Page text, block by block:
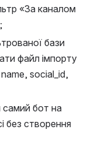
«За каналом
бази
файл імпорту
social_id,
самий бот на
без створення